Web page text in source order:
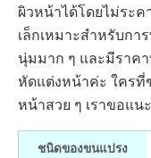
ผิวหน้าได้โดยไม่ระ
เล็กเหมาะสำหรับกา
นุ่มมาก ๆ และมีราค
หัดแต่งหน้าค่ะ ใคร
หน้าสวย ๆ เราขอแน
ชนิดของขนแปรง